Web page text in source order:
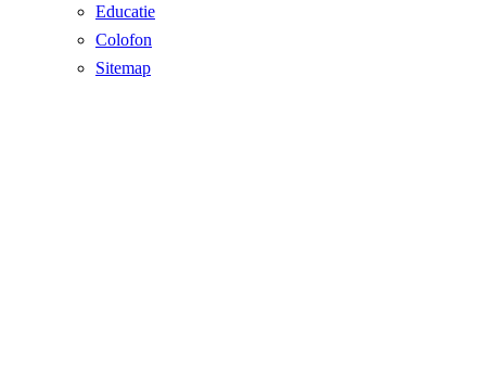
Educatie
Colofon
Sitemap